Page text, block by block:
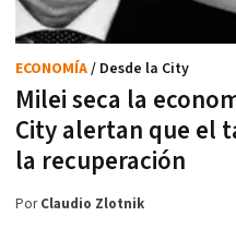
Milei seca la
City alertan que el
la recuperación
ECONOMÍA/ Desde la City
PorClaudio Zlotnik